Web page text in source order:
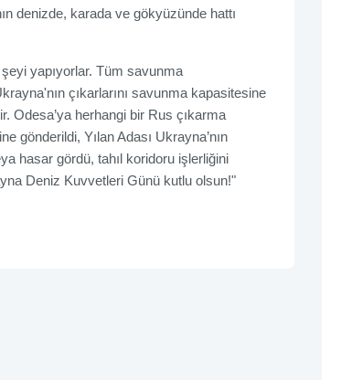
denizde, karada ve gökyüzünde hattı
yapıyorlar. Tüm savunma
çıkarlarını savunma kapasitesine
Odesa’ya herhangi bir Rus çıkarma
gönderildi, Yılan Adası Ukrayna’nın
hasar gördü, tahıl koridoru işlerliğini
Deniz Kuvvetleri Günü kutlu olsun!"